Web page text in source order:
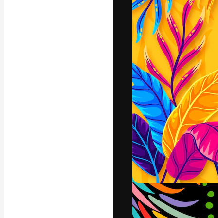
La piattaforma
migliori lavori.
creativi,
Italiano
Copyright ©